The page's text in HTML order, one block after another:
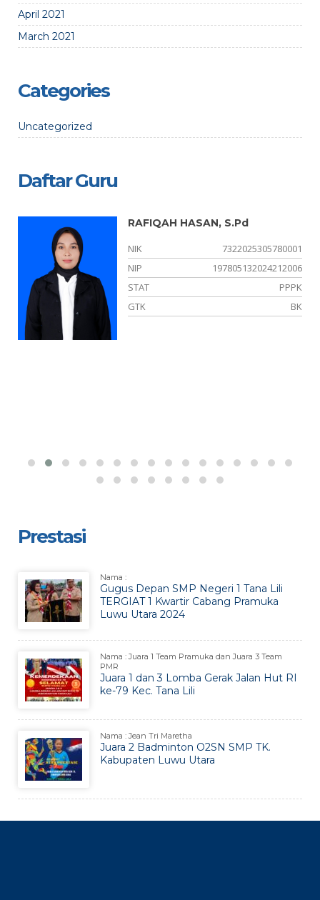
April 2021
March 2021
Categories
Uncategorized
Daftar Guru
RAFIQAH HASAN, S.Pd
NIK
7322025305780001
NIP
197805132024212006
STAT
PPPK
GTK
BK
Prestasi
Nama :
Gugus Depan SMP Negeri 1 Tana Lili
TERGIAT 1 Kwartir Cabang Pramuka
Luwu Utara 2024
Nama : Juara 1 Team Pramuka dan Juara 3 Team
PMR
Juara 1 dan 3 Lomba Gerak Jalan Hut RI
ke-79 Kec. Tana Lili
Nama : Jean Tri Maretha
Juara 2 Badminton O2SN SMP TK.
Kabupaten Luwu Utara